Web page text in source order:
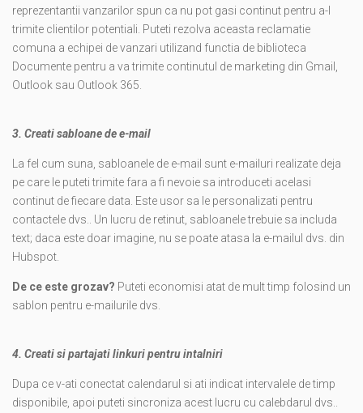
reprezentantii vanzarilor spun ca nu pot gasi continut pentru a-l
trimite clientilor potentiali. Puteti rezolva aceasta reclamatie
comuna a echipei de vanzari utilizand functia de biblioteca
Documente pentru a va trimite continutul de marketing din Gmail,
Outlook sau Outlook 365.
3. Creati sabloane de e-mail
La fel cum suna, sabloanele de e-mail sunt e-mailuri realizate deja
pe care le puteti trimite fara a fi nevoie sa introduceti acelasi
continut de fiecare data. Este usor sa le personalizati pentru
contactele dvs.. Un lucru de retinut, sabloanele trebuie sa includa
text; daca este doar imagine, nu se poate atasa la e-mailul dvs. din
Hubspot.
De ce este grozav? Puteti economisi atat de mult timp folosind un
sablon pentru e-mailurile dvs.
4. Creati si partajati linkuri pentru intalniri
Dupa ce v-ati conectat calendarul si ati indicat intervalele de timp
disponibile, apoi puteti sincroniza acest lucru cu calebdarul dvs..